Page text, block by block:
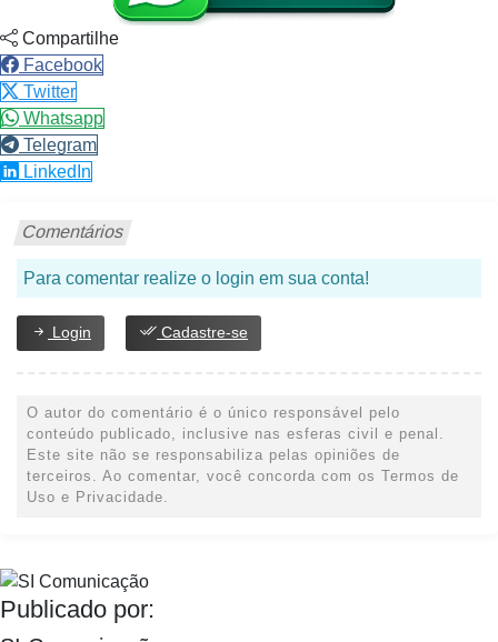
Compartilhe
Facebook
Twitter
Whatsapp
Telegram
LinkedIn
Comentários
Para comentar realize o login em sua conta!
Login Cadastre-se
O autor do comentário é o único responsável pelo
conteúdo publicado, inclusive nas esferas civil e penal.
Este site não se responsabiliza pelas opiniões de
terceiros. Ao comentar, você concorda com os Termos de
Uso e Privacidade.
Publicado por: